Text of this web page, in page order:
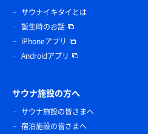
サウナイキタイとは
誕生時のお話
iPhoneアプリ
Androidアプリ
サウナ施設の方へ
サウナ施設の皆さまへ
宿泊施設の皆さまへ